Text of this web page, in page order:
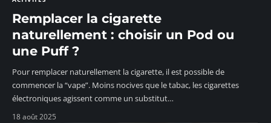
Remplacer la cigarette
naturellement : choisir un Pod ou
une Puff ?
Pour remplacer naturellement la cigarette, il est possible de
commencer la “vape”. Moins nocives que le tabac, les cigarettes
électroniques agissent comme un substitut…
18 août 2025